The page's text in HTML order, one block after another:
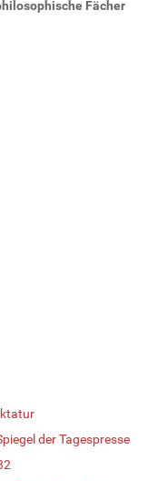
Fächer
der Tagespresse